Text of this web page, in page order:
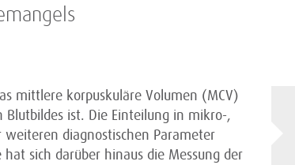
mittlere korpuskuläre Volumen (MCV)
ist. Die Einteilung in mikro-,
diagnostischen Parameter
sich darüber hinaus die Messung der